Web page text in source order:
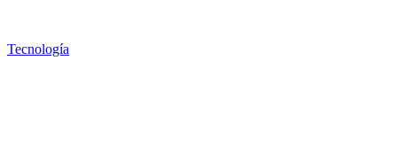
Tecnología